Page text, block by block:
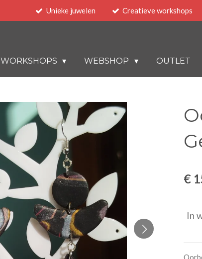
Unieke juwelen Creatieve workshops
WORKSHOPS WEBSHOP OUTLET
€
In